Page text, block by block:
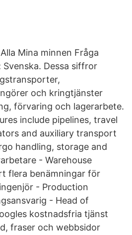
Mina minnen Fråga
Svenska. Dessa siffror
och kringtjänster
förvaring och lagerarbete.
include pipelines, travel
and auxiliary transport
handling, storage and
- Warehouse
flera benämningar för
- Production
- Head of
kostnadsfria tjänst
fraser och webbsidor